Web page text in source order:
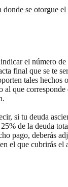
se otorgue
el número
final que se te
tales hechos
que
si tu deuda
de la deuda
pago, deberás
el que cubrirás el